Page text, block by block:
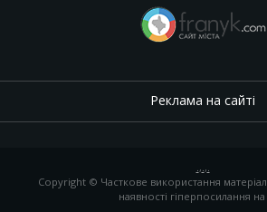
Реклама на сайті
, ,
Copyright © Часткове використання
наявності гіперпосилання на